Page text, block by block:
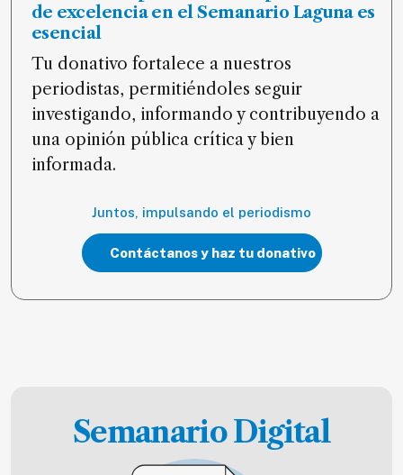
de excelencia en el Semanario Laguna es
esencial
Tu donativo fortalece a nuestros
periodistas, permitiéndoles seguir
investigando, informando y contribuyendo a
una opinión pública crítica y bien
informada.
Juntos, impulsando el periodismo
Contáctanos y haz tu donativo
Semanario Digital